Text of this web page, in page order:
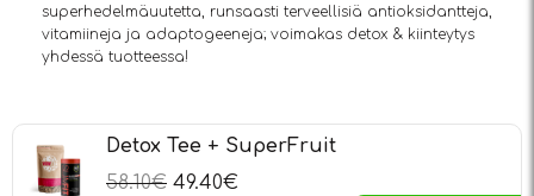
superhedelmäuutetta, runsaasti terveellisiä antioksidantteja,
vitamiineja ja adaptogeeneja; voimakas detox & kiinteytys
yhdessä tuotteessa!
Detox Tee + SuperFruit
58.10€ 49.40€